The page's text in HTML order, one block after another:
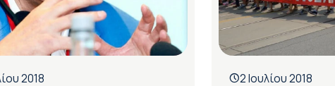
2018 2 Ιουλίου 2018